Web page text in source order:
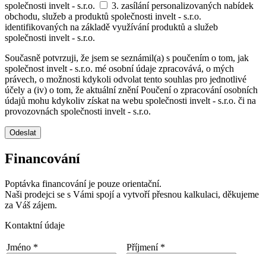
společnosti invelt - s.r.o.
3. zasílání personalizovaných nabídek
obchodu, služeb a produktů společnosti invelt - s.r.o.
identifikovaných na základě využívání produktů a služeb
společnosti invelt - s.r.o.
Současně potvrzuji, že jsem se seznámil(a) s poučením o tom, jak
společnost invelt - s.r.o. mé osobní údaje zpracovává, o mých
právech, o možnosti kdykoli odvolat tento souhlas pro jednotlivé
účely a (iv) o tom, že aktuální znění Poučení o zpracování osobních
údajů mohu kdykoliv získat na webu společnosti invelt - s.r.o. či na
provozovnách společnosti invelt - s.r.o.
Odeslat
Financování
Poptávka financování je pouze orientační.
Naši prodejci se s Vámi spojí a vytvoří přesnou kalkulaci, děkujeme
za Váš zájem.
Kontaktní údaje
Jméno * Příjmení *